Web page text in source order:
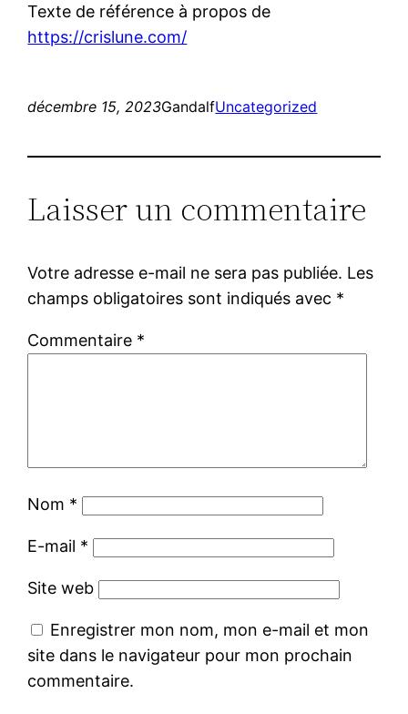
Texte de référence à propos de
https://crislune.com/
décembre 15, 2023GandalfUncategorized
Laisser un commentaire
Votre adresse e-mail ne sera pas publiée. Les
champs obligatoires sont indiqués avec *
Commentaire *
Nom *
E-mail *
Site web
Enregistrer mon nom, mon e-mail et mon
site dans le navigateur pour mon prochain
commentaire.